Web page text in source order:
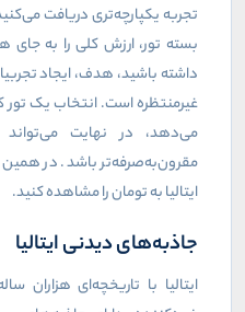
تجربه یکپارچه‌تری دریافت
بسته تور، ارزش کلی را به جای
داشته باشید، هدف، ایجاد
غیرمنتظره است. انتخاب یک تور
می‌دهد، در نهایت
مقرون‌به‌صرفه‌تر باشد. در
ایتالیا به تومان را مشاهده کنید.
جاذبه‌های دیدنی ایتالیا
ایتالیا با تاریخچه‌ای